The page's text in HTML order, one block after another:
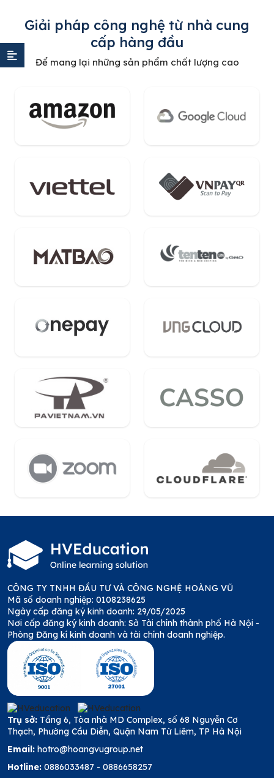
Giải pháp công nghệ từ nhà cung
cấp hàng đầu
Để mang lại những sản phẩm chất lượng cao
CÔNG TY TNHH ĐẦU TƯ VÀ CÔNG NGHỆ HOÀNG VŨ
Mã số doanh nghiệp: 0108238625
Ngày cấp đăng ký kinh doanh: 29/05/2025
Nơi cấp đăng ký kinh doanh: Sở Tài chính thành phố Hà Nội -
Phòng Đăng kí kinh doanh và tài chính doanh nghiệp.
Trụ sở: Tầng 6, Tòa nhà MD Complex, số 68 Nguyễn Cơ
Thạch, Phường Cầu Diễn, Quận Nam Từ Liêm, TP Hà Nội
Email: hotro@hoangvugroup.net
Hotline: 0886033487 - 0886658257